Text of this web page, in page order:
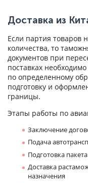
Доставка из
Если партия товаров
количества, то
документов при
поставках
по определенному
подготовку и
границы.
Этапы работы по
Заключение
Подача
Подготовка
Доставка
назначения